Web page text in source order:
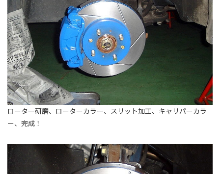
ローター研磨、ローターカラー、スリット加工、キャリパーカラ
ー、完成！